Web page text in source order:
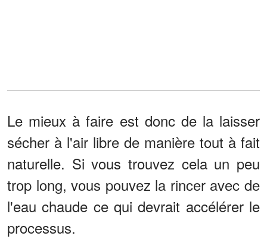
Le mieux à faire est donc de la laisser
sécher à l'air libre de manière tout à fait
naturelle. Si vous trouvez cela un peu
trop long, vous pouvez la rincer avec de
l'eau chaude ce qui devrait accélérer le
processus.